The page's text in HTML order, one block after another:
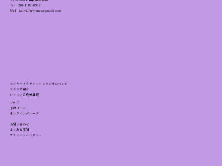
Tel： 090-1185-0997
Mail：izumi.fujiyama@gmail.com
フジヤマクラリネットスタジオについて
スタジオ紹介
レッスンの成長過程
ブログ
予約ページ
オンライングループ
お問い合わせ
よくある質問
プライバシーポリシー